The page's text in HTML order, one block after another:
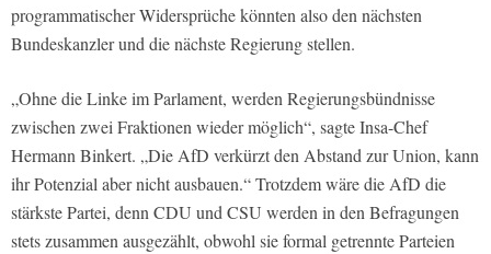
programmatischer Widersprüche könnten also den nächsten
Bundeskanzler und die nächste Regierung stellen.
„Ohne die Linke im Parlament, werden Regierungsbündnisse
zwischen zwei Fraktionen wieder möglich“, sagte Insa-Chef
Hermann Binkert. „Die AfD verkürzt den Abstand zur Union, kann
ihr Potenzial aber nicht ausbauen.“ Trotzdem wäre die AfD die
stärkste Partei, denn CDU und CSU werden in den Befragungen
stets zusammen ausgezählt, obwohl sie formal getrennte Parteien